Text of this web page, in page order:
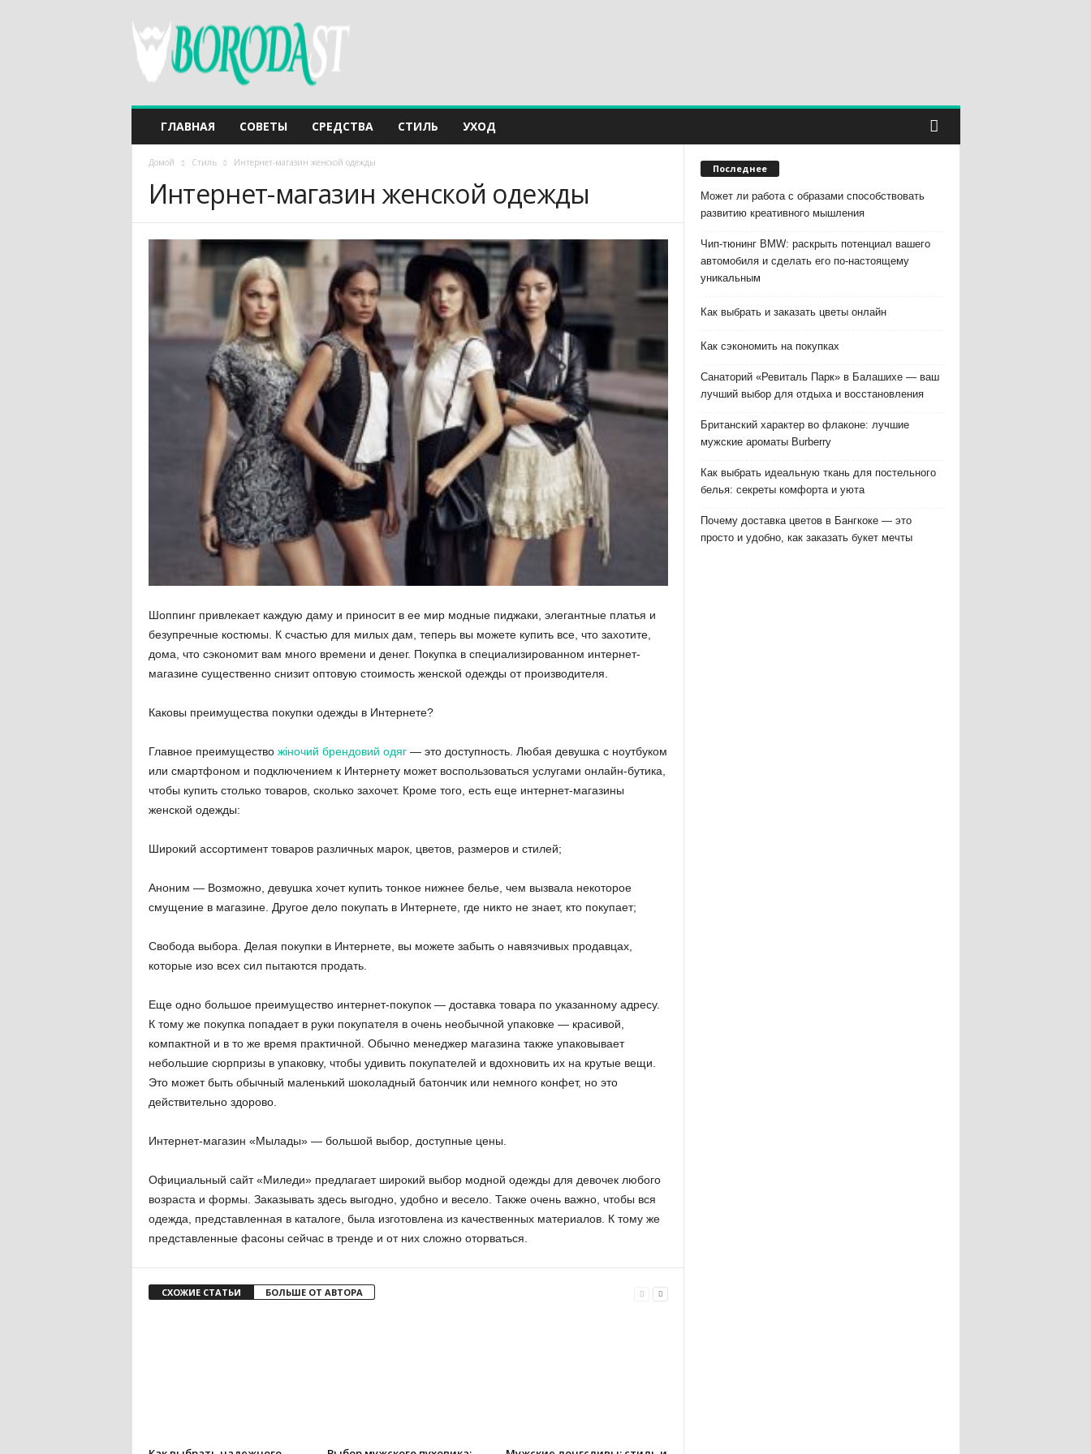
ГЛАВНАЯ СОВЕТЫ СРЕДСТВА СТИЛЬ УХОД
Домой Стиль Интернет-магазин женской одежды
Интернет-магазин женской одежды
Шоппинг привлекает каждую даму и приносит в ее мир модные пиджаки, элегантные платья и
безупречные костюмы. К счастью для милых дам, теперь вы можете купить все, что захотите,
дома, что сэкономит вам много времени и денег. Покупка в специализированном интернет-
магазине существенно снизит оптовую стоимость женской одежды от производителя.
Каковы преимущества покупки одежды в Интернете?
Главное преимущество жіночий брендовий одяг— это доступность. Любая девушка с ноутбуком
или смартфоном и подключением к Интернету может воспользоваться услугами онлайн-бутика,
чтобы купить столько товаров, сколько захочет. Кроме того, есть еще интернет-магазины
женской одежды:
Широкий ассортимент товаров различных марок, цветов, размеров и стилей;
Аноним — Возможно, девушка хочет купить тонкое нижнее белье, чем вызвала некоторое
смущение в магазине. Другое дело покупать в Интернете, где никто не знает, кто покупает;
Свобода выбора. Делая покупки в Интернете, вы можете забыть о навязчивых продавцах,
которые изо всех сил пытаются продать.
Еще одно большое преимущество интернет-покупок — доставка товара по указанному адресу.
К тому же покупка попадает в руки покупателя в очень необычной упаковке — красивой,
компактной и в то же время практичной. Обычно менеджер магазина также упаковывает
небольшие сюрпризы в упаковку, чтобы удивить покупателей и вдохновить их на крутые вещи.
Это может быть обычный маленький шоколадный батончик или немного конфет, но это
действительно здорово.
Интернет-магазин «Мылады» — большой выбор, доступные цены.
Официальный сайт «Миледи» предлагает широкий выбор модной одежды для девочек любого
возраста и формы. Заказывать здесь выгодно, удобно и весело. Также очень важно, чтобы вся
одежда, представленная в каталоге, была изготовлена ​​из качественных материалов. К тому же
представленные фасоны сейчас в тренде и от них сложно оторваться.
СХОЖИЕ СТАТЬИ БОЛЬШЕ ОТ АВТОРА
Последнее
Может ли работа с образами способствовать
развитию креативного мышления
Чип-тюнинг BMW: раскрыть потенциал вашего
автомобиля и сделать его по-настоящему
уникальным
Как выбрать и заказать цветы онлайн
Как сэкономить на покупках
Санаторий «Ревиталь Парк» в Балашихе — ваш
лучший выбор для отдыха и восстановления
Британский характер во флаконе: лучшие
мужские ароматы Burberry
Как выбрать идеальную ткань для постельного
белья: секреты комфорта и уюта
Почему доставка цветов в Бангкоке — это
просто и удобно, как заказать букет мечты